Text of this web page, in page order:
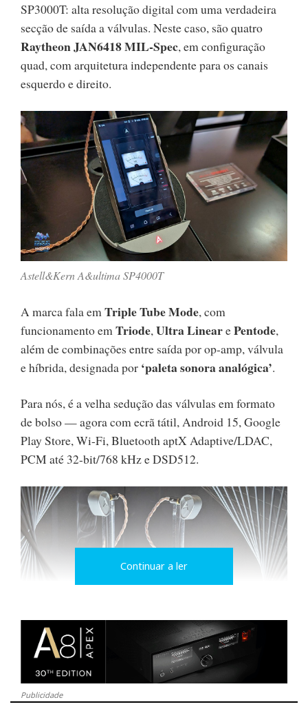
SP3000T: alta resolução digital com uma verdadeira
secção de saída a válvulas. Neste caso, são quatro
Raytheon JAN6418 MIL-Spec, em configuração
quad, com arquitetura independente para os canais
esquerdo e direito.
Astell&Kern A&ultima SP4000T
A marca fala em Triple Tube Mode, com
funcionamento em Triode, Ultra LinearePentode,
além de combinações entre saída por op-amp, válvula
e híbrida, designada por ‘paleta sonora analógica’.
Para nós, é a velha sedução das válvulas em formato
de bolso — agora com ecrã tátil, Android 15, Google
Play Store, Wi-Fi, Bluetooth aptX Adaptive/LDAC,
PCM até 32-bit/768 kHz e DSD512.
Astell&Kern Clarus
OClarusé o quarto modelo IEM da Astell&Kern.
Tem corpo em alumínio 6061-T6 e arquitetura
Continuar a ler
Publicidade